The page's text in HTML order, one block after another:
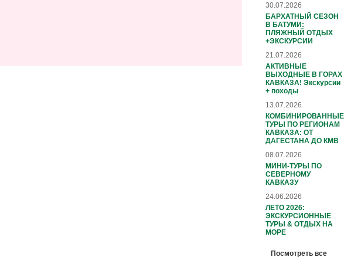
30.07.2026
БАРХАТНЫЙ СЕЗОН
В БАТУМИ:
ПЛЯЖНЫЙ ОТДЫХ
+ЭКСКУРСИИ
21.07.2026
АКТИВНЫЕ
ВЫХОДНЫЕ В ГОРАХ
КАВКАЗА! Экскурсии
+ походы
13.07.2026
КОМБИНИРОВАННЫЕ
ТУРЫ ПО РЕГИОНАМ
КАВКАЗА: ОТ
ДАГЕСТАНА ДО КМВ
08.07.2026
МИНИ-ТУРЫ ПО
СЕВЕРНОМУ
КАВКАЗУ
24.06.2026
ЛЕТО 2026:
ЭКСКУРСИОННЫЕ
ТУРЫ & ОТДЫХ НА
МОРЕ
Посмотреть все